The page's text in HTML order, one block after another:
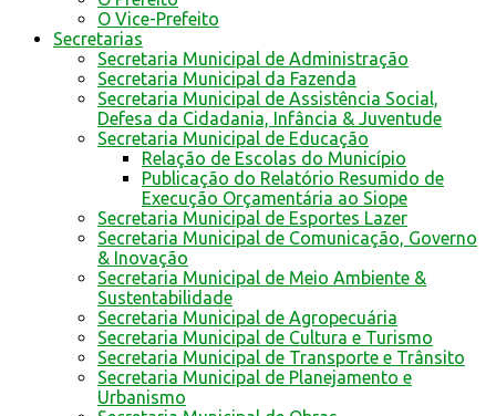
O Vice-Prefeito
Secretarias
Secretaria Municipal de Administração
Secretaria Municipal da Fazenda
Secretaria Municipal de Assistência Social,
Defesa da Cidadania, Infância & Juventude
Secretaria Municipal de Educação
Relação de Escolas do Município
Publicação do Relatório Resumido de
Execução Orçamentária ao Siope
Secretaria Municipal de Esportes Lazer
Secretaria Municipal de Comunicação, Governo
& Inovação
Secretaria Municipal de Meio Ambiente &
Sustentabilidade
Secretaria Municipal de Agropecuária
Secretaria Municipal de Cultura e Turismo
Secretaria Municipal de Transporte e Trânsito
Secretaria Municipal de Planejamento e
Urbanismo